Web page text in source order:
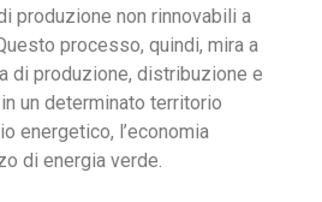
produzione non rinnovabili a
processo, quindi, mira a
di produzione, distribuzione e
un determinato territorio
energetico, l’economia
di energia verde.